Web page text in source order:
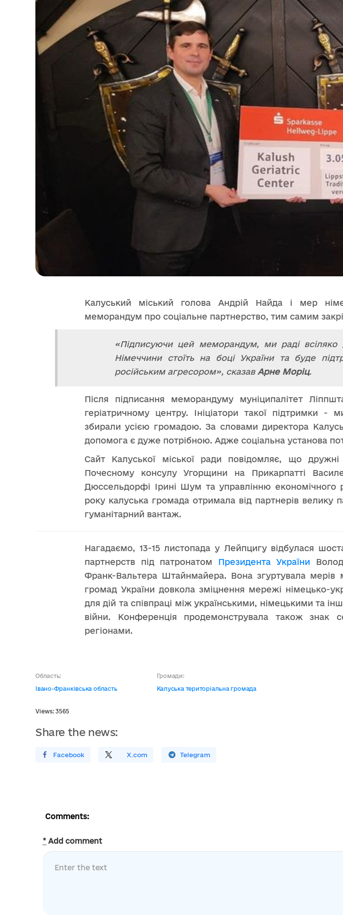
Калуський міський голова Андрій Найда і мер
меморандум про соціальне партнерство, тим самим
«Підписуючи цей меморандум, ми раді всіляко
Німеччини стоїть на боці України та буде
російським агресором», сказав Арне Моріц.
Після підписання меморандуму муніципалітет
геріатричному центру. Ініціатори такої підтримки
збирали усією громадою. За словами директора
допомога є дуже потрібною. Адже соціальна установа
Сайт Калуської міської ради повідомляє, що
Почесному консулу Угорщини на Прикарпатті
Дюссельдорфі Ірині Шум та управлінню економічного
року калуська громада отримала від партнерів велику
гуманітарний вантаж.
Нагадаємо, 13-15 листопада у Лейпцигу відбулася
партнерств під патронатом Президента України
Франк-Вальтера Штайнмайера. Вона згуртувала мерів
громад України довкола зміцнення мережі німецько-
для дій та співпраці між українськими, німецькими та
війни. Конференція продемонструвала також знак
регіонами.
Область:
Івано-Франківська область
Громади:
Калуська територіальна громада
Views: 3565
Share the news:
Поширити У FacebookПоділитись X.comПоширити У Telegram
Comments:
* Add comment